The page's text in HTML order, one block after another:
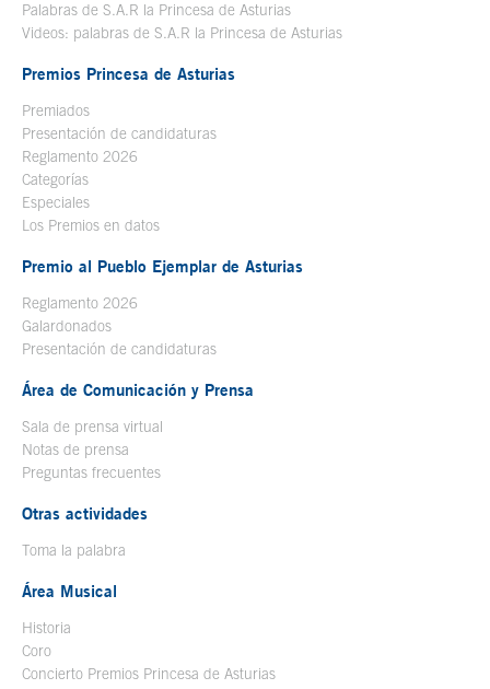
Palabras de S.A.R la Princesa de Asturias
Videos: palabras de S.A.R la Princesa de Asturias
Premios Princesa de Asturias
Premiados
Presentación de candidaturas
Reglamento 2026
Categorías
Especiales
Los Premios en datos
Premio al Pueblo Ejemplar de Asturias
Reglamento 2026
Galardonados
Presentación de candidaturas
Área de Comunicación y Prensa
Sala de prensa virtual
Notas de prensa
Preguntas frecuentes
Otras actividades
Toma la palabra
Área Musical
Historia
Coro
Concierto Premios Princesa de Asturias